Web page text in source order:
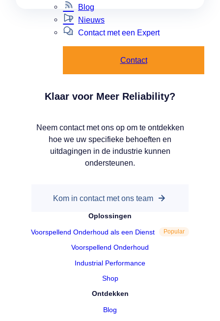
Blog
Nieuws
Contact met een Expert
Contact
Klaar voor Meer Reliability?
Neem contact met ons op om te ontdekken
hoe we uw specifieke behoeften en
uitdagingen in de industrie kunnen
ondersteunen.
Kom in contact met ons team
Oplossingen
Voorspellend Onderhoud als een Dienst Popular
Voorspellend Onderhoud
Industrial Performance
Shop
Ontdekken
Blog